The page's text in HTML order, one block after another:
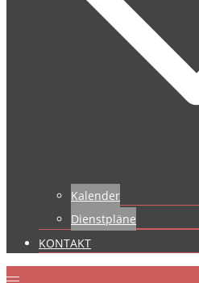
Kalender
Dienstpläne
KONTAKT